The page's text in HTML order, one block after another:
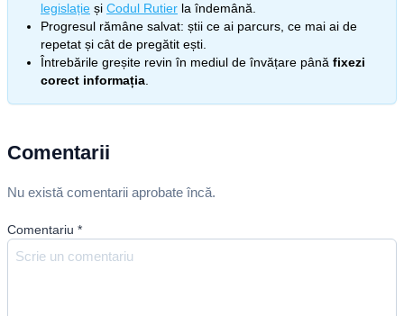
legislație și Codul Rutier la îndemână.
Progresul rămâne salvat: știi ce ai parcurs, ce mai ai de
repetat și cât de pregătit ești.
Întrebările greșite revin în mediul de învățare până fixezi
corect informația
Comentarii
Nu există comentarii aprobate încă.
Comentariu *